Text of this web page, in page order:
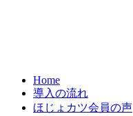
Home
導入の流れ
ほじょカツ会員の声